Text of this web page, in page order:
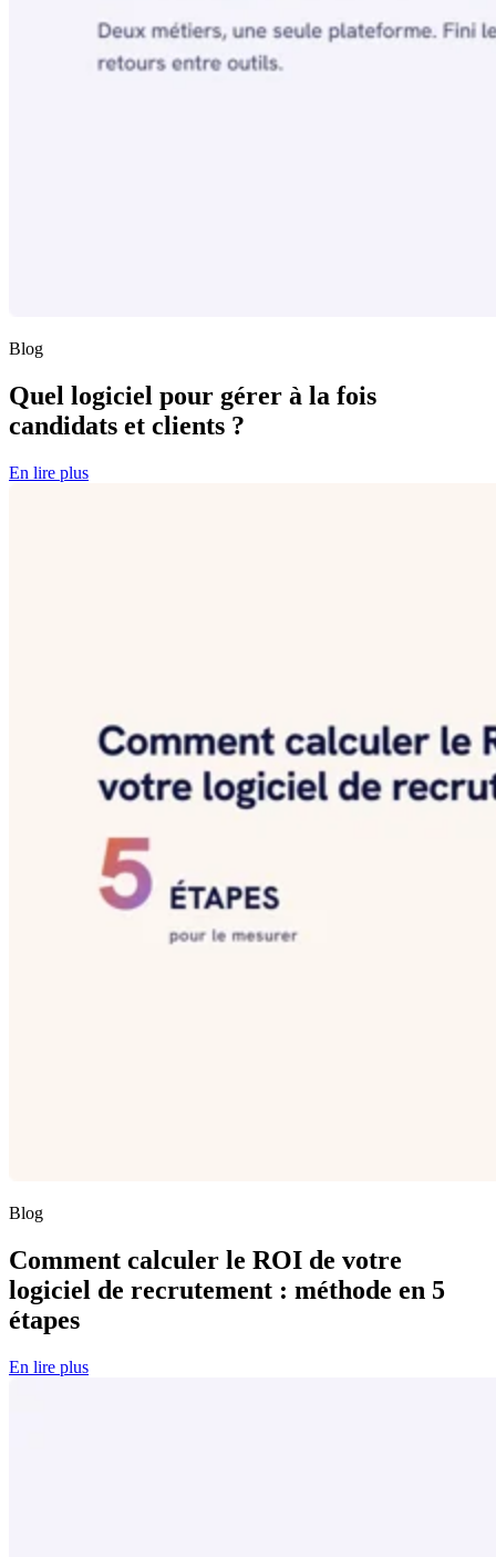
Blog
Quel logiciel pour gérer à la fois
candidats et clients ?
En lire plus
Blog
Comment calculer le ROI de votre
logiciel de recrutement : méthode en 5
étapes
En lire plus